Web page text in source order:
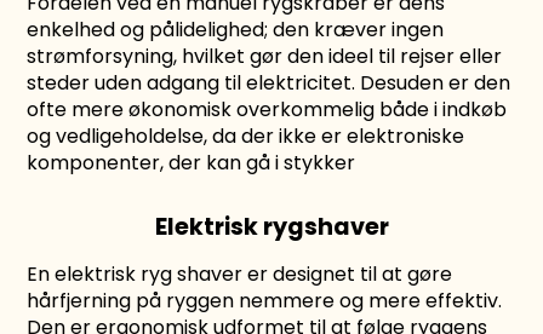
enkelhed og pålidelighed; den kræver ingen
strømforsyning, hvilket gør den ideel til rejser eller
steder uden adgang til elektricitet. Desuden er den
ofte mere økonomisk overkommelig både i indkøb
og vedligeholdelse, da der ikke er elektroniske
komponenter, der kan gå i stykker
Elektrisk rygshaver
En elektrisk ryg shaver er designet til at gøre
hårfjerning på ryggen nemmere og mere effektiv.
Den er ergonomisk udformet til at følge ryggens